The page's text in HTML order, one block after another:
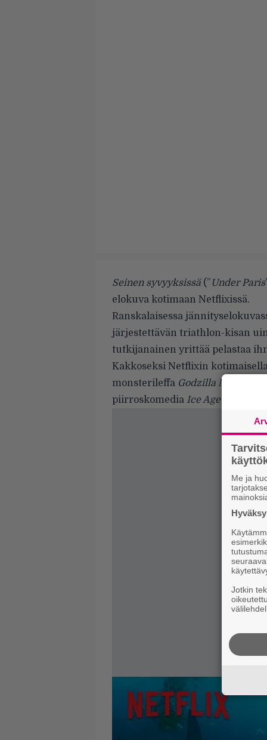
Seinen syvyyksissä(”Under Paris
elokuva kotimaan Netflixissä.
Ranskalaisessa
järjestettävän triathlon-kisan
tutkijanainen yrittää pelastaa
Kakkoseksi Netflixin
monsterileffa Godzilla Minus One
piirroskomedia Ice Age 5:
Me ja
Jotkin